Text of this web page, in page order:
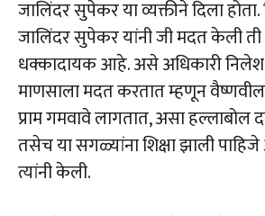
जालिंदर सुपेकर या व्यक्तीने दिला
जालिंदर सुपेकर यांनी जी मदत केली
धक्कादायक आहे. असे अधिकारी निलेश
माणसाला मदत करतात म्हणून
प्राम गमवावे लागतात, असा हल्लाबोल
तसेच या सगळ्यांना शिक्षा झाली
त्यांनी केली.